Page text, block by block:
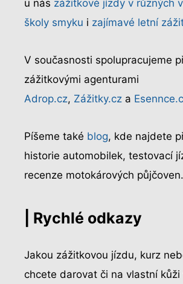
u nás zážitkové jízdy v různých
školy smyku i zajímavé letní
V současnosti spolupracujeme
zážitkovými agenturami
Adrop.cz, Zážitky.cz a
Píšeme také blog, kde najdete
historie automobilek, testovací
recenze motokárových půjčoven.
| Rychlé odkazy
Jakou zážitkovou jízdu, kurz
chcete darovat či na vlastní kůži